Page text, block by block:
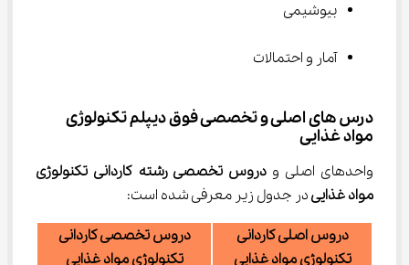
بیوشیمی
آمار و احتمالات
درس های اصلی و تخصصی فوق دیپلم تکنولوژی
مواد غذایی
واحدهای اصلی و دروس تخصصی رشته ﻛﺎردانی ﺗﻜﻨﻮﻟﻮژی
ﻣﻮادﻏﺬایی در جدول زیر معرفی شده است:
دروس اصلی ﻛﺎردانی
ﺗﻜﻨﻮﻟﻮژی ﻣﻮاد ﻏﺬایی
دروس تخصصی ﻛﺎردانی
ﺗﻜﻨﻮﻟﻮژی ﻣﻮاد ﻏﺬایی